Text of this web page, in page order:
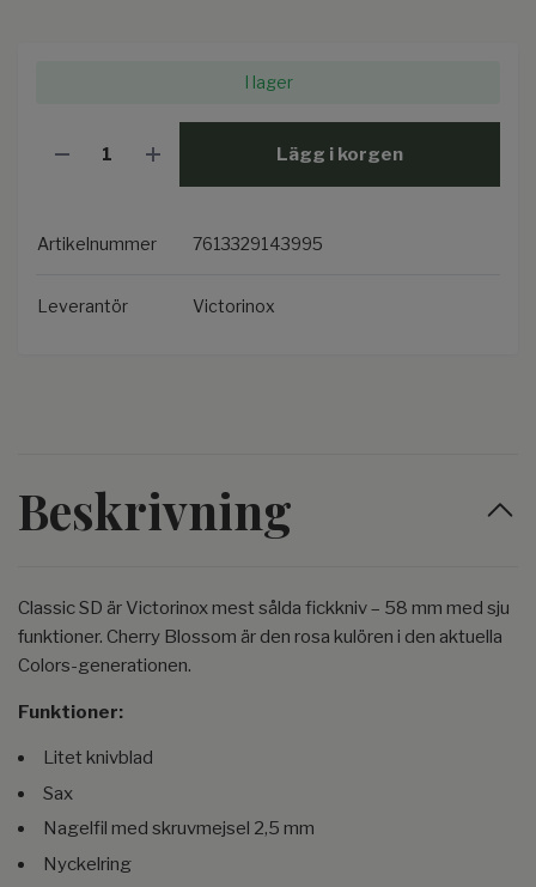
I lager
Lägg i korgen
Artikelnummer 7613329143995
Leverantör Victorinox
Beskrivning
Classic SD är Victorinox mest sålda fickkniv – 58 mm med sju
funktioner. Cherry Blossom är den rosa kulören i den aktuella
Colors-generationen.
Funktioner:
Litet knivblad
Sax
Nagelfil med skruvmejsel 2,5 mm
Nyckelring